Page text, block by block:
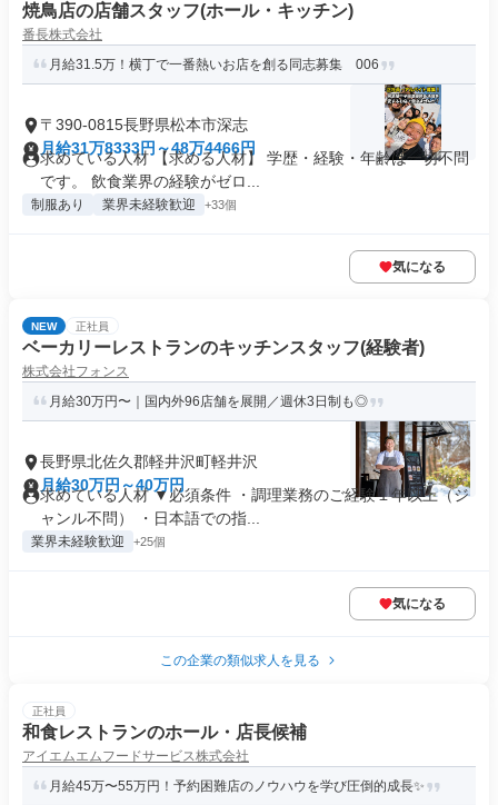
焼鳥店の店舗スタッフ(ホール・キッチン)
番長株式会社
月給31.5万！横丁で一番熱いお店を創る同志募集 006
〒390-0815長野県松本市深志
月給31万8333円～48万4466円
求めている人材 【求める人材】 学歴・経験・年齢は一切不問
です。 飲食業界の経験がゼロ...
制服あり 業界未経験歓迎 +33個
気になる
NEW 正社員
ベーカリーレストランのキッチンスタッフ(経験者)
株式会社フォンス
月給30万円〜｜国内外96店舗を展開／週休3日制も◎
長野県北佐久郡軽井沢町軽井沢
月給30万円～40万円
求めている人材 ▼必須条件 ・調理業務のご経験１年以上（ジ
ャンル不問） ・日本語での指...
業界未経験歓迎 +25個
気になる
この企業の類似求人を見る
正社員
和食レストランのホール・店長候補
アイエムエムフードサービス株式会社
月給45万〜55万円！予約困難店のノウハウを学び圧倒的成長✨